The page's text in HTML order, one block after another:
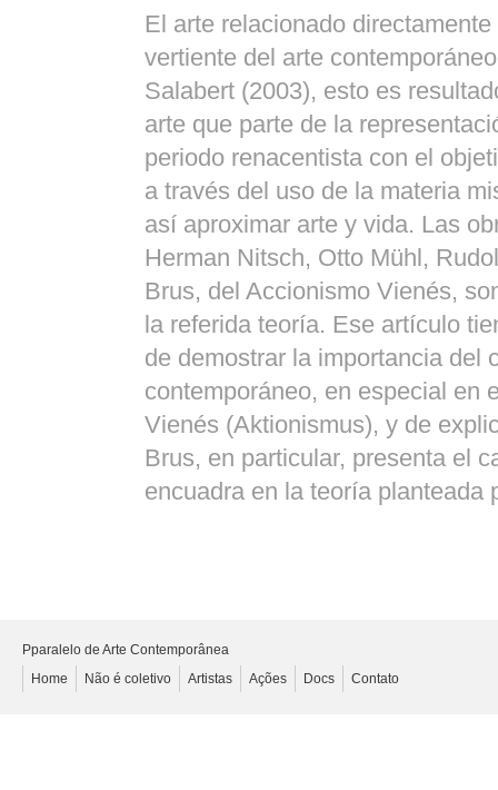
El arte relacionado
vertiente del arte
Salabert (2003), esto es
arte que parte de la
periodo renacentista con el
a través del uso de la materia
así aproximar arte y vida. Las
Herman Nitsch, Otto Mühl,
Brus, del Accionismo Vienés,
la referida teoría. Ese artículo
de demostrar la importancia del
contemporáneo, en especial en
Vienés (Aktionismus), y de
Brus, en particular, presenta el
encuadra en la teoría planteada
Pparalelo de Arte Contemporânea
Home
Não é coletivo Artistas Ações Docs Contato